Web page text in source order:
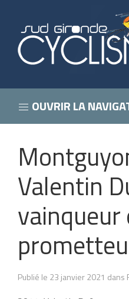
OUVRIR LA
Valentin
vainqueur
Publié le 23 janvier 2021 dans